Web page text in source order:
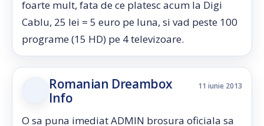
foarte mult, fata de ce platesc acum la Digi
Cablu, 25 lei = 5 euro pe luna, si vad peste 100
programe (15 HD) pe 4 televizoare.
Romanian Dreambox
Info
11 iunie 2013
O sa puna imediat ADMIN brosura oficiala sa